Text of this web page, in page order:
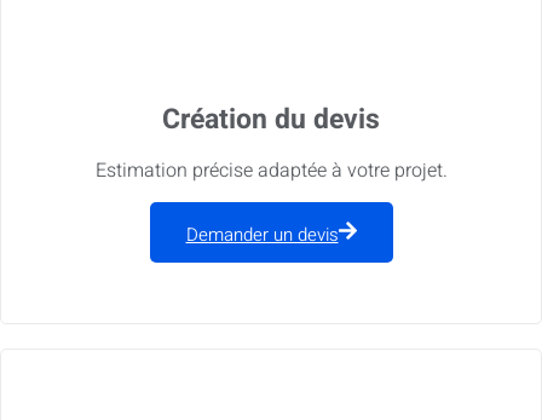
Création du devis
Estimation précise adaptée à votre projet.
Demander un devis